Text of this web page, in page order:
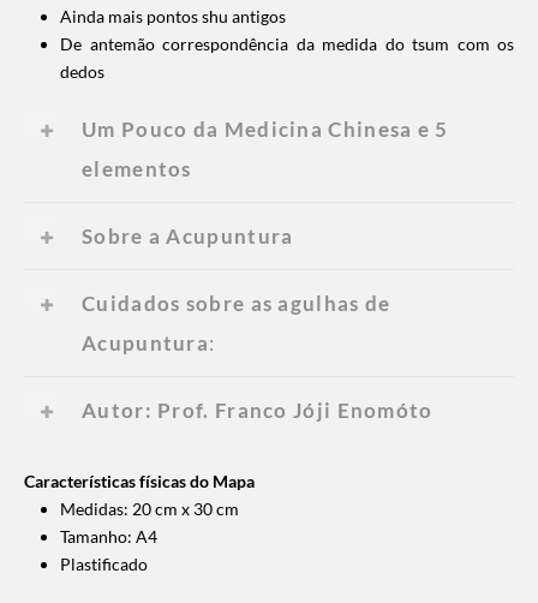
Ainda mais pontos shu antigos
De antemão correspondência da medida do tsum com os
dedos
Um Pouco da Medicina Chinesa e 5
elementos
Sobre a Acupuntura
Cuidados sobre as agulhas de
Acupuntura:
Autor: Prof. Franco Jóji Enomóto
Características físicas do Mapa
Medidas: 20 cm x 30 cm
Tamanho: A4
Plastificado